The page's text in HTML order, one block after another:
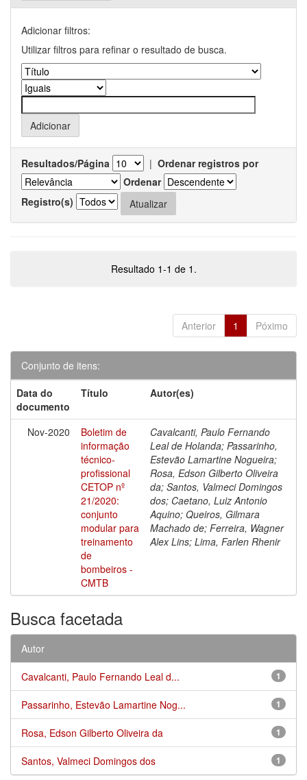
Adicionar filtros:
Utilizar filtros para refinar o resultado de busca.
Resultados/Página | Ordenar registros por
Ordenar
Registro(s)
Resultado 1-1 de 1.
Anterior 1 Póximo
Conjunto de itens:
Data do
documento
Título Autor(es)
Nov-2020
Boletim de
informação
técnico-
profissional
CETOP nº
21/2020:
conjunto
modular para
treinamento
de
bombeiros -
CMTB
Cavalcanti, Paulo Fernando
Leal de Holanda; Passarinho,
Estevão Lamartine Nogueira;
Rosa, Edson Gilberto Oliveira
da; Santos, Valmeci Domingos
dos; Caetano, Luiz Antonio
Aquino; Queiros, Gilmara
Machado de; Ferreira, Wagner
Alex Lins; Lima, Farlen Rhenir
Busca facetada
Autor
1
Cavalcanti, Paulo Fernando Leal d...
1
Passarinho, Estevão Lamartine Nog...
1
Rosa, Edson Gilberto Oliveira da
1
Santos, Valmeci Domingos dos